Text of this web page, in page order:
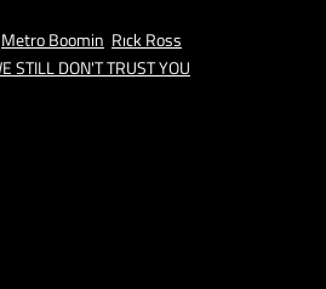
Metro Boomin Rıck Ross
STILL DON'T TRUST YOU